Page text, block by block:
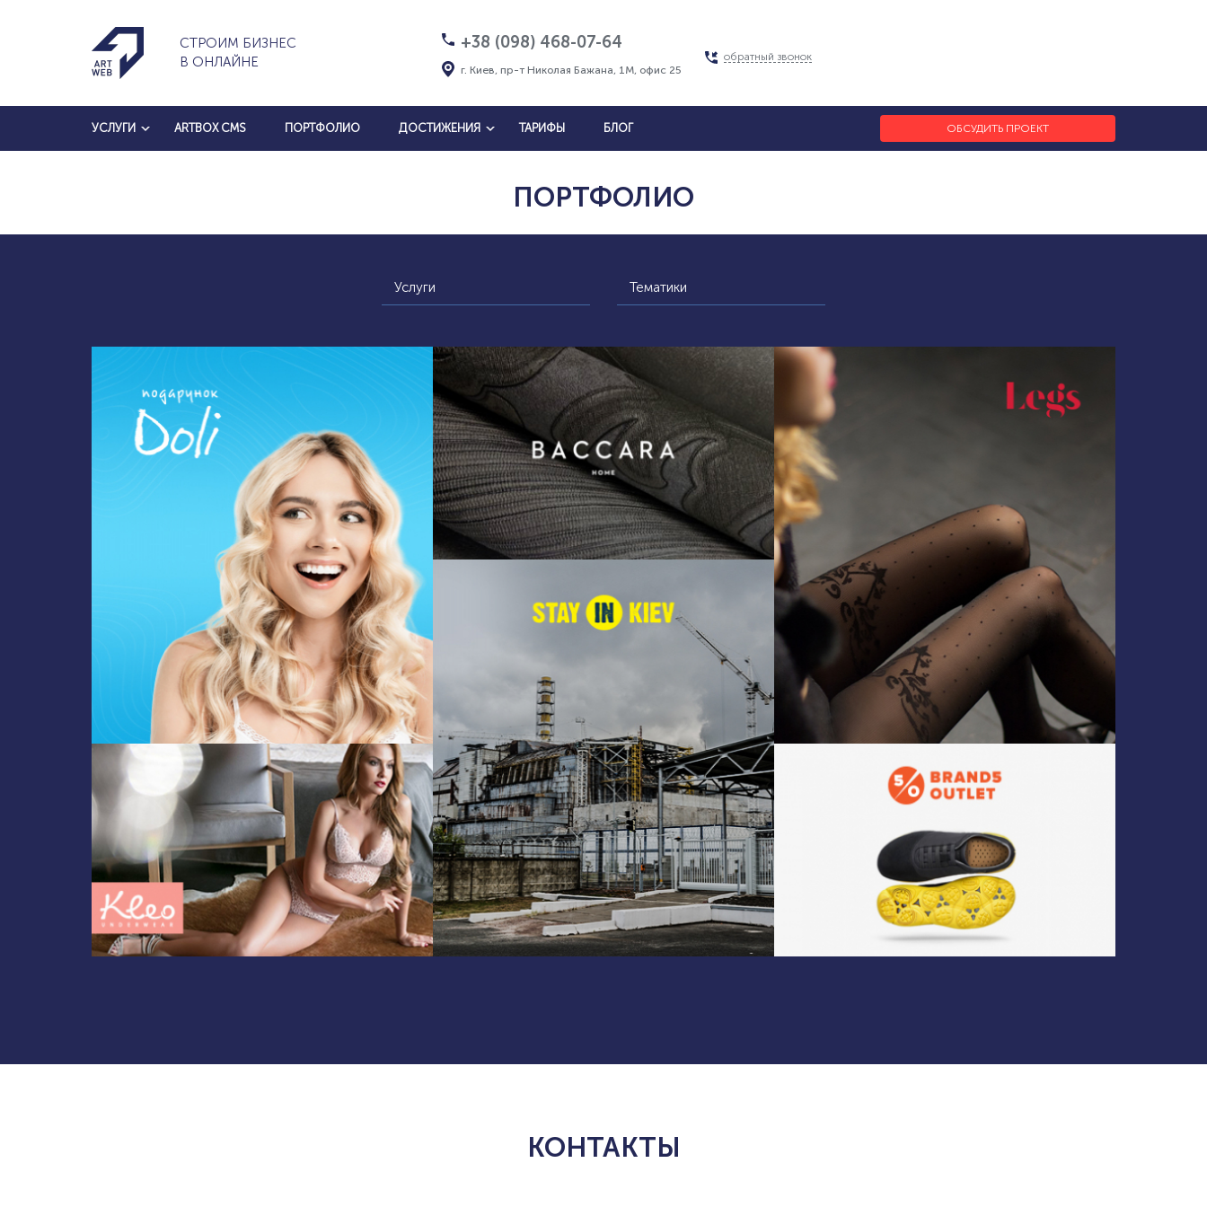
СТРОИМ БИЗНЕС
В ОНЛАЙНЕ
+38 (098) 468-07-64
г. Киев, пр-т Николая Бажана, 1М, офис 25
обратный звонок
УСЛУГИ ARTBOX CMS ПОРТФОЛИО ДОСТИЖЕНИЯ ТАРИФЫ БЛОГ ОБСУДИТЬ ПРОЕКТ
ПОРТФОЛИО
Услуги Тематики
КОНТАКТЫ